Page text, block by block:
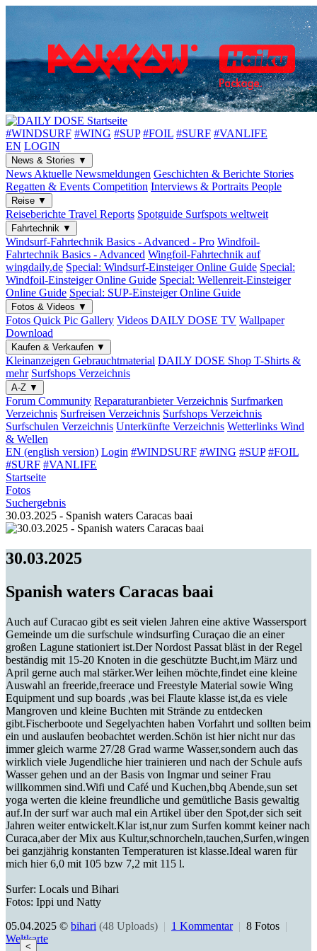
#WINDSURF #WING #SUP #FOIL #SURF #VANLIFE
EN LOGIN
News & Stories ▼
News Aktuelle Newsmeldungen Geschichten & Berichte Stories
Regatten & Events Competition Interviews & Portraits People
Reise ▼
Reiseberichte Travel Reports Spotguide Surfspots weltweit
Fahrtechnik ▼
Windsurf-Fahrtechnik Basics - Advanced - Pro Windfoil-
Fahrtechnik Basics - Advanced Wingfoil-Fahrtechnik auf
wingdaily.de Special: Windsurf-EinsteigerOnline Guide Special:
Windfoil-EinsteigerOnline Guide Special: Wellenreit-Einsteiger
Online Guide Special: SUP-EinsteigerOnline Guide
Fotos & Videos ▼
Fotos Quick Pic Gallery Videos DAILY DOSE TV Wallpaper
Download
Kaufen & Verkaufen ▼
Kleinanzeigen Gebrauchtmaterial DAILY DOSE Shop T-Shirts &
mehr Surfshops Verzeichnis
A-Z ▼
Forum Community ReparaturanbieterVerzeichnis Surfmarken
Verzeichnis Surfreisen Verzeichnis Surfshops Verzeichnis
Surfschulen Verzeichnis Unterkünfte Verzeichnis Wetterlinks Wind
& Wellen
EN (english version) Login #WINDSURF #WING #SUP #FOIL
#SURF #VANLIFE
Startseite
Fotos
Suchergebnis
30.03.2025 - Spanish waters Caracas baai
30.03.2025
Spanish waters Caracas baai
Auch auf Curacao gibt es seit vielen Jahren eine aktive Wassersport
Gemeinde um die surfschule windsurfing Curaçao die an einer
großen Lagune stationiert ist.Der Nordost Passat bläst in der Regel
beständig mit 15-20 Knoten in die geschützte Bucht,im März und
April gerne auch mal stärker.Wer leihen möchte,findet eine kleine
Auswahl an freeride,freerace und Freestyle Material sowie Wing
Equipment und sup boards ,was bei Flaute klasse ist,da es viele
Mangroven und kleine Buchten mit Strände zu entdecken
gibt.Fischerboote und Segelyachten haben Vorfahrt und sollten beim
ein und auslaufen beobachtet werden.Schön ist hier nicht nur das
immer gleich warme 27/28 Grad warme Wasser,sondern auch das
wirklich viele Jugendliche hier trainieren und nach der Schule aufs
Wasser gehen und an der Basis von Ingmar und seiner Frau
willkommen sind.Wifi und Café und Kuchen,bbq Abende,sun set
yoga werten die kleine freundliche und gemütliche Basis gewaltig
auf.In der surf war auch mal ein Artikel über den Spot,der sich seit
Jahren weiter entwickelt.Klar ist,nur zum Surfen kommt keiner nach
Curaca,aber der Mix aus Kultur,schnorcheln,tauchen,Surfen,wingen
bei ganzjährig konstanten Temperaturen ist klasse.Ideal waren für
mich hier 6,0 mit 105 bzw 7,2 mit 115 l.
Surfer: Locals und Bihari
Fotos: Ippi und Natty
05.04.2025 © bihari (48 Uploads) | 1 Kommentar | 8 Fotos |
Weltkarte
<